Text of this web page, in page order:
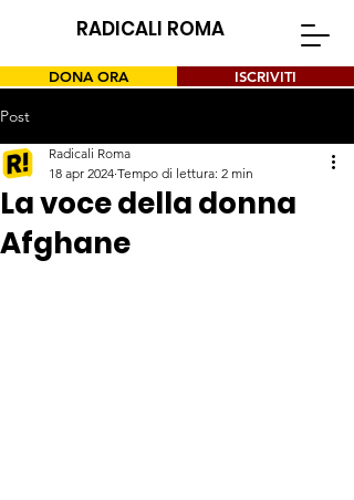
RADICALI ROMA
DONA ORA ISCRIVITI
Post
La voce della donna
Afghane
Radicali Roma
18 apr 2024 Tempo di lettura: 2 min